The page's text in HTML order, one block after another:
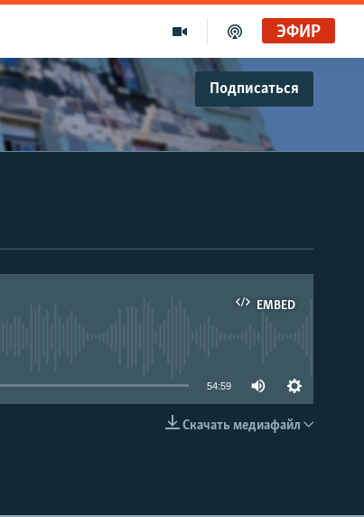
ЭФИР
Подписаться
EMBED
EMBED
54:59
Скачать медиафайл